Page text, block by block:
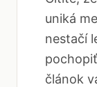
uniká
nestačí
článok